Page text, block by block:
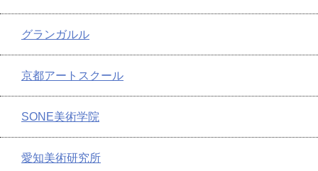
グランガルル
京都アートスクール
SONE美術学院
愛知美術研究所